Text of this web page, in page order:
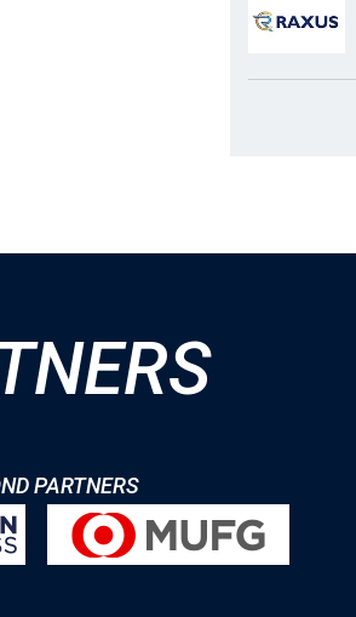
PARTNERS